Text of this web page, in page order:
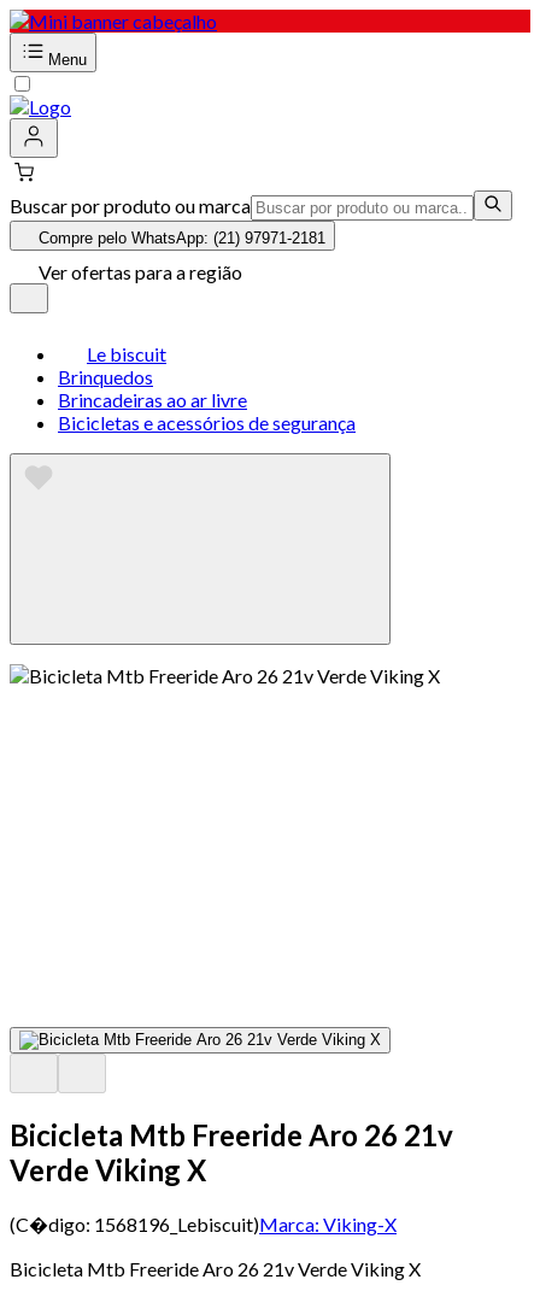
Menu
Buscar por produto ou marca
Compre pelo WhatsApp: (21) 97971-2181
Ver ofertas para a região
Le biscuit
Brinquedos
Brincadeiras ao ar livre
Bicicletas e acessórios de segurança
Bicicleta Mtb Freeride Aro 26 21v
Verde Viking X
(C�digo: 1568196_Lebiscuit)Marca: Viking-X
Bicicleta Mtb Freeride Aro 26 21v Verde Viking X